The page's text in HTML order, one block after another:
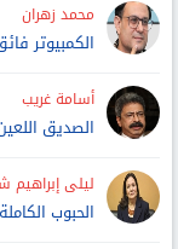
محمد زهران
الكمبيوتر
أسامة غريب
الصديق
ليلى إبراهيم
الحبوب